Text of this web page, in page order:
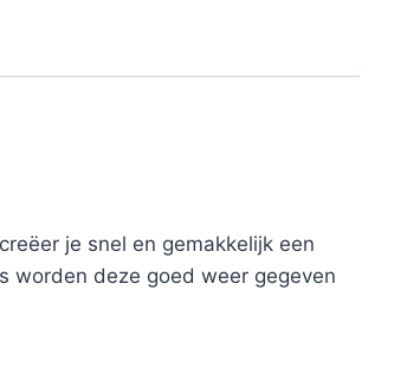
je snel en gemakkelijk een
worden deze goed weer gegeven